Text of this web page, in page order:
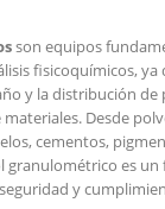
son equipos
fisicoquímicos, ya
y la distribución de
Desde
cementos,
granulométrico es un
y